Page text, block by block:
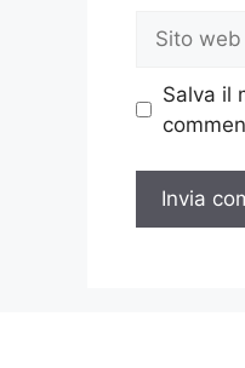
web
Salva il